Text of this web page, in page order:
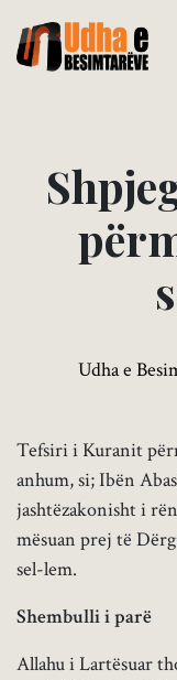
Shpje
për
s
Udha e
Tefsiri i Kuranit
anhum, si; Ibën
jashtëzakonisht i
mësuan prej të
sel-lem.
Shembulli i parë
Allahu i Lartësuar